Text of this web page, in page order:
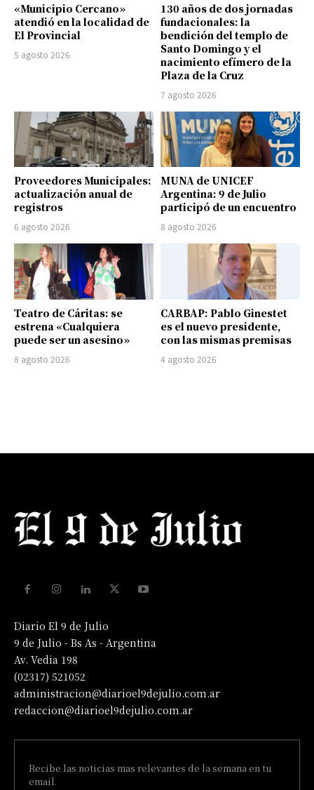
«Municipio Cercano»
atendió en la localidad de
El Provincial
5 agosto 2026
130 años de dos jornadas
fundacionales: la
bendición del templo de
Santo Domingo y el
nacimiento efímero de la
Plaza de la Cruz
7 agosto 2026
Proveedores Municipales:
actualización anual de
registros
6 agosto 2026
MUNA de UNICEF
Argentina: 9 de Julio
participó de un encuentro
8 agosto 2026
Teatro de Cáritas: se
estrena «Cualquiera
puede ser un asesino»
8 agosto 2026
CARBAP: Pablo Ginestet
es el nuevo presidente,
con las mismas premisas
4 agosto 2026
Diario El 9 de Julio
9 de Julio - Bs As - Argentina
Av. Vedia 198
(02317) 521052
administracion@diarioel9dejulio.com.ar
redaccion@diarioel9dejulio.com.ar
Recibe las noticias mas relevantes de la semana en tu
email.